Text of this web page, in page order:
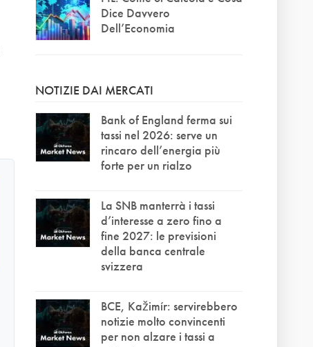
Dice Davvero
Dell’Economia
NOTIZIE DAI MERCATI
Bank of England ferma sui
tassi nel 2026: serve un
rincaro dell’energia più
forte per un rialzo
La SNB manterrà i tassi
d’interesse a zero fino a
fine 2027: le previsioni
della banca centrale
svizzera
BCE, Kažimír: servirebbero
notizie molto convincenti
per non alzare i tassi a